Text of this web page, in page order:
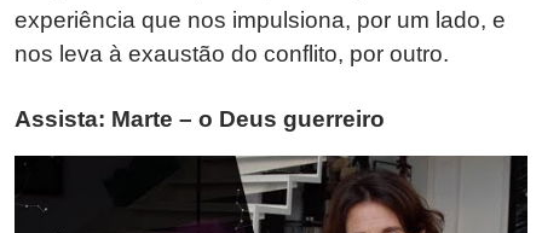
experiência que nos impulsiona, por um lado, e
nos leva à exaustão do conflito, por outro.
Assista: Marte – o Deus guerreiro